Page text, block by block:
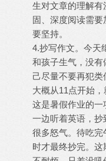
生对文章的理解
固、深度阅读需
要坚持。
4.抄写作文。今天
和孩子生气，没有
己尽量不要再犯类
大概从11点开始
这是暑假作业的
一边听着英语，抄
很多怒气。待吃
时才最终抄完。